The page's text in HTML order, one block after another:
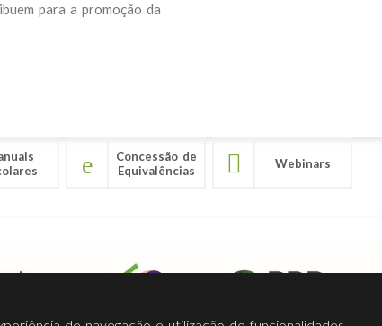
para a promoção da
Concessão de
Equivalências
Webinars